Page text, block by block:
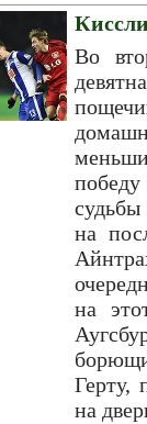
Во
на
на
Герту,
на